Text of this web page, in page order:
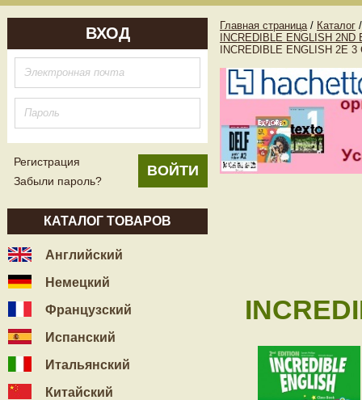
ВХОД
Регистрация
Забыли пароль?
КАТАЛОГ ТОВАРОВ
Английский
Немецкий
Французский
Испанский
Итальянский
Китайский
Главная страница / Каталог /
INCREDIBLE ENGLISH
INCREDIBLE ENGLISH 2E